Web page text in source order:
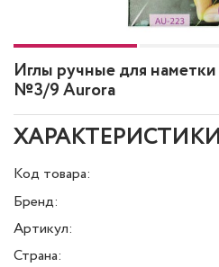
Иглы ручные для
№3/9 Aurora
ХАРАКТЕРИСТИКИ
Код товара:
Бренд:
Артикул:
Страна: